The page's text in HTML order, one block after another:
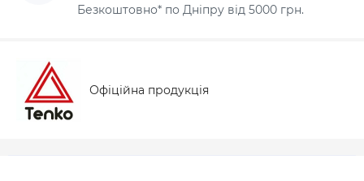
Безкоштовно* по Дніпру від 5000 грн.
Офіційна продукція